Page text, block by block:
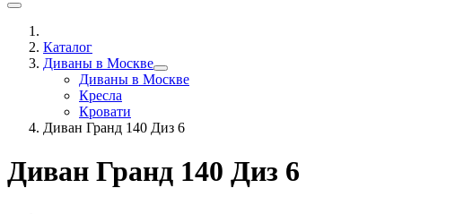
Каталог
Диваны в Москве
Диваны в Москве
Кресла
Кровати
Диван Гранд 140 Диз 6
Диван Гранд 140 Диз 6